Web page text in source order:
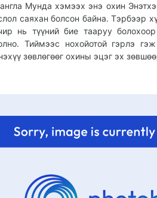
Мунда хэмээх энэ охин
саяхан болсон байна. Тэрбээр
нь түүний бие тааруу
Тиймээс нохойотой гэрлэ
зөвлөгөөг охины эцэг эх